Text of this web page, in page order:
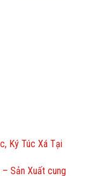
Ký Túc Xá Tại
Sản Xuất cung